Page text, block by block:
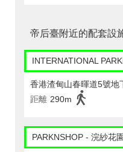
帝后臺附近的配套設
INTERNATIONAL
香港渣甸山春暉道5號地
距離 290m
PARKNSHOP - 浣紗花園